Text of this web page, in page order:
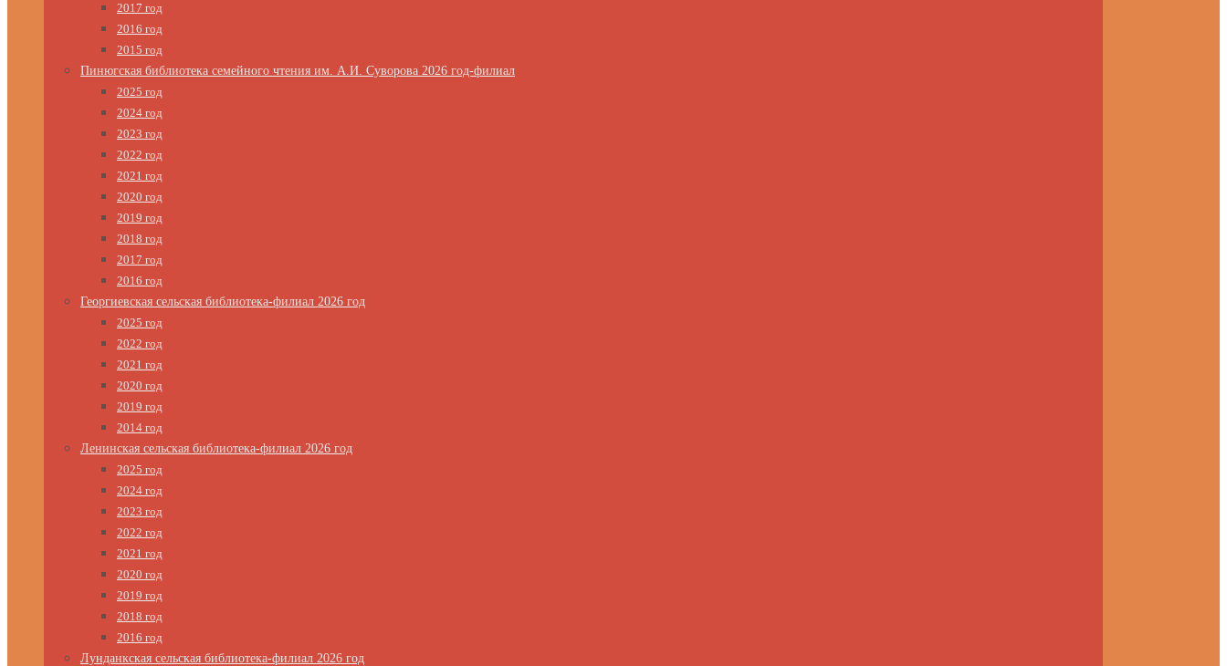
2017 год
2016 год
2015 год
Пинюгская библиотека семейного чтения им. А.И. Суворова 2026 год-филиал
2025 год
2024 год
2023 год
2022 год
2021 год
2020 год
2019 год
2018 год
2017 год
2016 год
Георгиевская сельская библиотека-филиал 2026 год
2025 год
2022 год
2021 год
2020 год
2019 год
2014 год
Ленинская сельская библиотека-филиал 2026 год
2025 год
2024 год
2023 год
2022 год
2021 год
2020 год
2019 год
2018 год
2016 год
Лунданкская сельская библиотека-филиал 2026 год